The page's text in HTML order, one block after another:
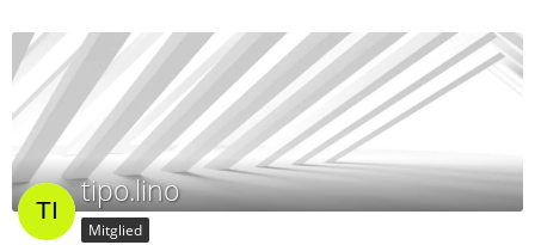
tipo.lino
Mitglied